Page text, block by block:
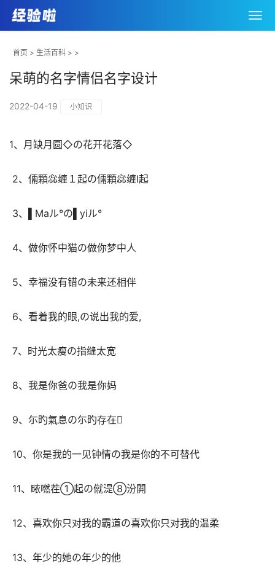
首页 > 生活百科 > >
呆萌的名字情侣名字设计
2022-04-19 小知识
1、月缺月圆◇の花开花落◇
2、倆顆惢缠１起の倆顆惢缠Ⅰ起
3、▌Μaル°の▌yiル°
4、做你怀中猫の做你梦中人
5、幸福没有错の未来还相伴
6、看着我的眼,の说出我的爱,
7、时光太瘦の指缝太宽
8、我是你爸の我是你妈
9、尓旳氣息の尓旳存在
10、你是我的一见钟情の我是你的不可替代
11、畩嘫茬①起の僦湜⑧汾閞
12、喜欢你只对我的霸道の喜欢你只对我的温柔
13、年少的她の年少的他